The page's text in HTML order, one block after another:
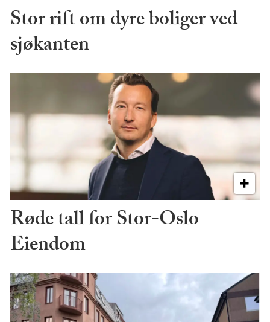
Stor rift om dyre boliger ved
sjøkanten
Røde tall for Stor-Oslo
Eiendom